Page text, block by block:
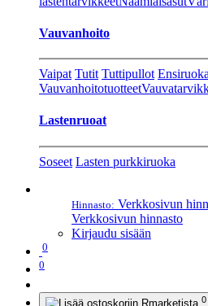
Vauvanhoito
Vaipat Tutit Tuttipullot
Vauvanhoitotuotteet
Lastenruoat
Soseet Lasten purkkiruoka
Hinnasto: Verkkosivun
Verkkosivun hinnasto
Kirjaudu sisään
0
0
0